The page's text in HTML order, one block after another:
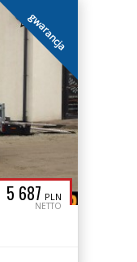
5 687 PLN
NETTO
gwarancja